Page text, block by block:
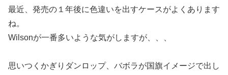
最近、発売の１年後に色違いを出すケースがよくあります
ね。
Wilsonが一番多いような気がしますが、、、
思いつくかぎりダンロップ、バボラが国旗イメージで出し